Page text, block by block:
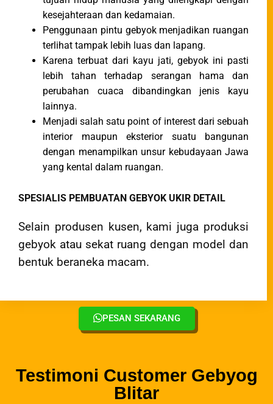
kesejahteraan dan kedamaian.
Penggunaan pintu gebyok menjadikan ruangan
terlihat tampak lebih luas dan lapang.
Karena terbuat dari kayu jati, gebyok ini pasti
lebih tahan terhadap serangan hama dan
perubahan cuaca dibandingkan jenis kayu
lainnya.
Menjadi salah satu point of interest dari sebuah
interior maupun eksterior suatu bangunan
dengan menampilkan unsur kebudayaan Jawa
yang kental dalam ruangan.
SPESIALIS PEMBUATAN GEBYOK UKIR DETAIL
Selain produsen kusen, kami juga produksi
gebyok atau sekat ruang dengan model dan
bentuk beraneka macam.
PESAN SEKARANG
Testimoni Customer Gebyog
Blitar